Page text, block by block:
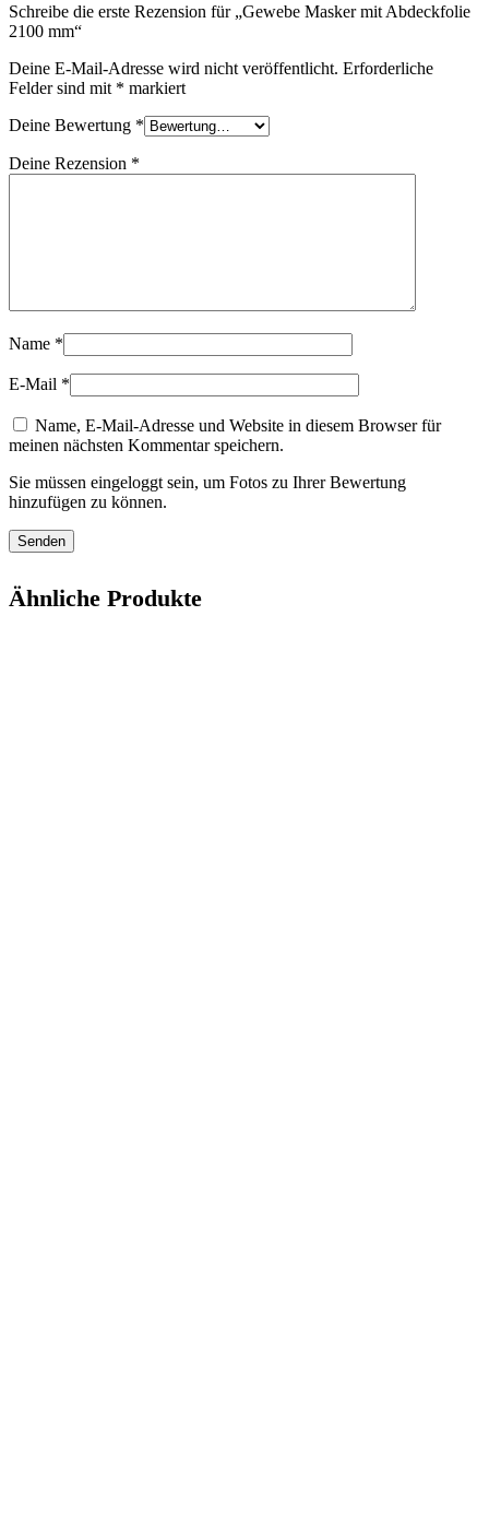
Schreibe die erste Rezension für „Gewebe Masker mit Abdeckfolie
2100 mm“
Deine E-Mail-Adresse wird nicht veröffentlicht. Erforderliche
Felder sind mit * markiert
Deine Bewertung *
Deine Rezension *
Name *
E-Mail *
Name, E-Mail-Adresse und Website in diesem Browser für
meinen nächsten Kommentar speichern.
Sie müssen eingeloggt sein, um Fotos zu Ihrer Bewertung
hinzufügen zu können.
Ähnliche Produkte